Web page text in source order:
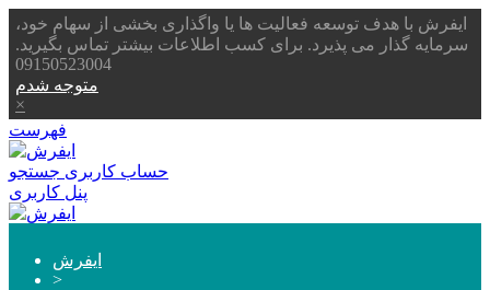
ایفرش با هدف توسعه فعالیت ها یا واگذاری بخشی از سهام خود،
سرمایه گذار می پذیرد. برای کسب اطلاعات بیشتر تماس بگیرید.
09150523004
متوجه شدم
×
فهرست
حساب کاربری جستجو
پنل کاربری
ایفرش
>